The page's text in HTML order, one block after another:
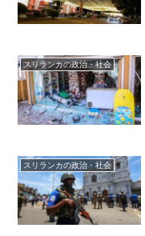
スリランカの政治・社会
スリランカの政治・社会